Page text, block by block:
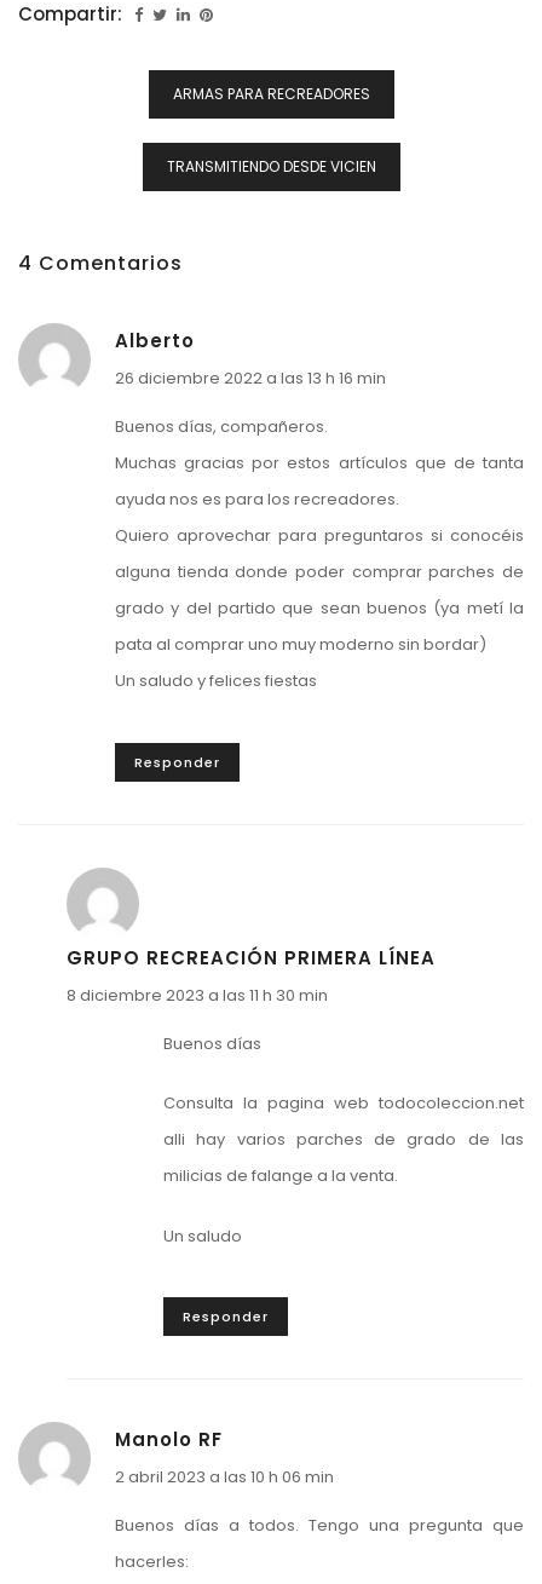
Compartir:
NavegaciónARMAS PARA RECREADORES
TRANSMITIENDO DESDE VICIEN
4 Comentarios
Alberto
26 diciembre 2022 a las 13 h 16 min
Buenos días, compañeros.
Muchas gracias por estos artículos que de tanta
ayuda nos es para los recreadores.
Quiero aprovechar para preguntaros si conocéis
alguna tienda donde poder comprar parches de
grado y del partido que sean buenos (ya metí la
pata al comprar uno muy moderno sin bordar)
Un saludo y felices fiestas
Responder
GRUPO RECREACIÓN PRIMERA LÍNEA
8 diciembre 2023 a las 11 h 30 min
Buenos días
Consulta la pagina web todocoleccion.net
alli hay varios parches de grado de las
milicias de falange a la venta.
Un saludo
Responder
Manolo RF
2 abril 2023 a las 10 h 06 min
Buenos días a todos. Tengo una pregunta que
hacerles: